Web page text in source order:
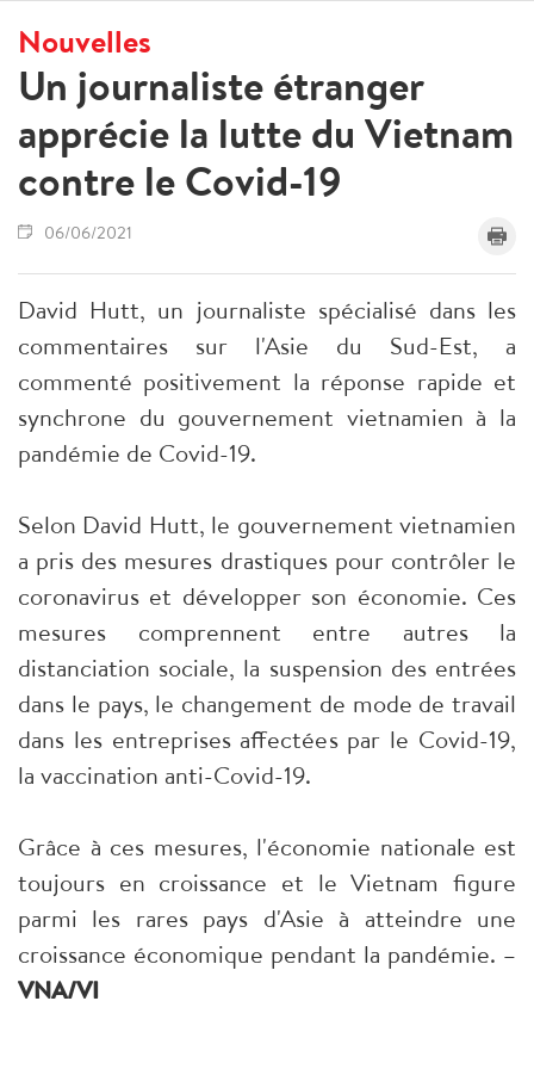
Nouvelles
Un journaliste étranger
apprécie la lutte du Vietnam
contre le Covid-19
06/06/2021
David Hutt, un journaliste spécialisé dans les
commentaires sur l'Asie du Sud-Est, a
commenté positivement la réponse rapide et
synchrone du gouvernement vietnamien à la
pandémie de Covid-19.
Selon David Hutt, le gouvernement vietnamien
a pris des mesures drastiques pour contrôler le
coronavirus et développer son économie. Ces
mesures comprennent entre autres la
distanciation sociale, la suspension des entrées
dans le pays, le changement de mode de travail
dans les entreprises affectées par le Covid-19,
la vaccination anti-Covid-19.
Grâce à ces mesures, l'économie nationale est
toujours en croissance et le Vietnam figure
parmi les rares pays d'Asie à atteindre une
croissance économique pendant la pandémie. –
VNA/VI